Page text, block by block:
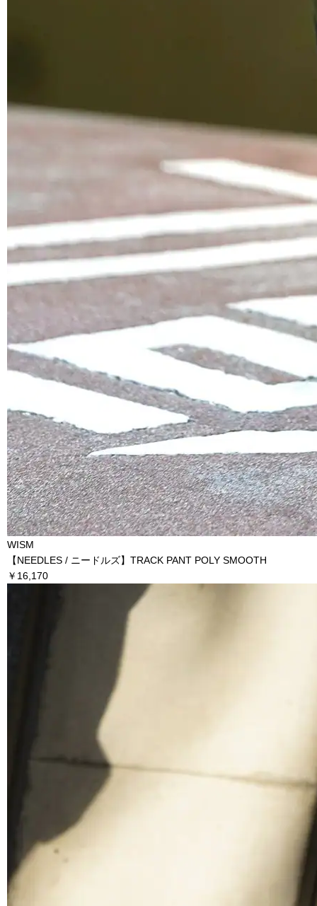
WISM
【NEEDLES / ニードルズ】TRACK PANT POLY SMOOTH
￥16,170